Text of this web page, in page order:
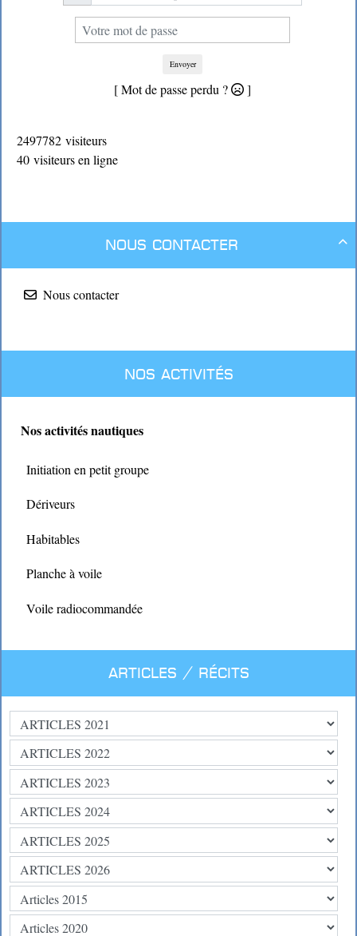
Envoyer
[ Mot de passe perdu ? ]
2497782 visiteurs
40 visiteurs en ligne

Nous contacter
Nous contacter
Nos activités
Nos activités nautiques
Initiation en petit groupe
Dériveurs
Habitables
Planche à voile
Voile radiocommandée
Articles / Récits